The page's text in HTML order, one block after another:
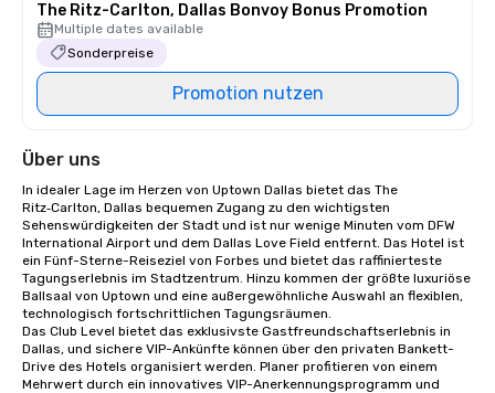
The Ritz-Carlton, Dallas Bonvoy Bonus Promotion
Multiple dates available
Sonderpreise
Promotion nutzen
Über uns
In idealer Lage im Herzen von Uptown Dallas bietet das The
Ritz‑Carlton, Dallas bequemen Zugang zu den wichtigsten
Sehenswürdigkeiten der Stadt und ist nur wenige Minuten vom DFW
International Airport und dem Dallas Love Field entfernt. Das Hotel ist
ein Fünf-Sterne-Reiseziel von Forbes und bietet das raffinierteste
Tagungserlebnis im Stadtzentrum. Hinzu kommen der größte luxuriöse
Ballsaal von Uptown und eine außergewöhnliche Auswahl an flexiblen,
technologisch fortschrittlichen Tagungsräumen.
Das Club Level bietet das exklusivste Gastfreundschaftserlebnis in
Dallas, und sichere VIP-Ankünfte können über den privaten Bankett-
Drive des Hotels organisiert werden. Planer profitieren von einem
Mehrwert durch ein innovatives VIP-Anerkennungsprogramm und